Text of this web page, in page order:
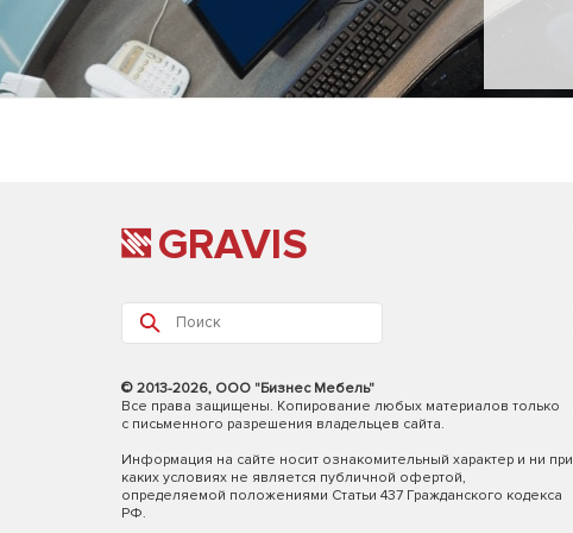
GRAVIS
© 2013-2026, ООО "Бизнес Мебель"
Все права защищены. Копирование любых материалов только
с письменного разрешения владельцев сайта.
Информация на сайте носит ознакомительный характер и ни при
каких условиях не является публичной офертой,
определяемой положениями Статьи 437 Гражданского кодекса
РФ.